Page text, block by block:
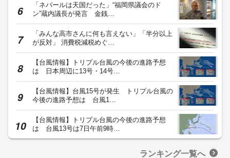
「ネパールは天国だった」“福岡県議会のド
ン”蔵内議長が発言 金銭…
「みんな高市さんに何も言えない」「半分以上
が反対」 消費税減税めぐ…
【台風情報】トリプル台風の今後の進路予想
は 日本周辺に13号・14号…
【台風情報】台風15号が発生 トリプル台風の
今後の進路予想は 台風1…
【台風情報】トリプル台風の今後の進路予想
は 台風13号は7日午前9時…
ランキング一覧へ